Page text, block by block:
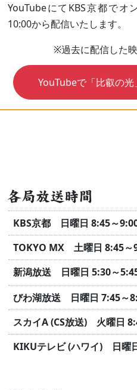
YouTubeにてKBS京都で
10:00から配信いたします。
※過去に配信した
YouTubeで「比叡の
各局放送時間
KBS京都 日曜日 8:45～
TOKYO MX 土曜日 8:45～
新潟放送 日曜日 5:30～
びわ湖放送 日曜日 7:45～
スカイA (CS放送) 火曜日
KIKUテレビ (ハワイ) 日曜